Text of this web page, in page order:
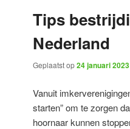
Tips
Nederland
Geplaatst op24 januari 2023
Vanuit
starten” om te zorgen
hoornaar kunnen